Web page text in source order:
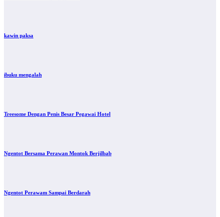
kawin paksa
ibuku mengalah
Treesome Dengan Penis Besar Pegawai Hotel
Ngentot Bersama Perawan Montok Berjilbab
Ngentot Perawam Sampai Berdarah